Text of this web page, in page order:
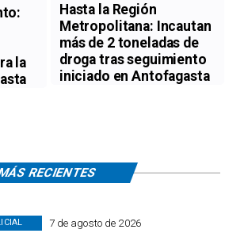
la
Hasta la Región
Metropolitana: Incautan
más de 2 toneladas de
droga tras seguimiento
iniciado en Antofagasta
7 de agosto de 2026
RECIENTES